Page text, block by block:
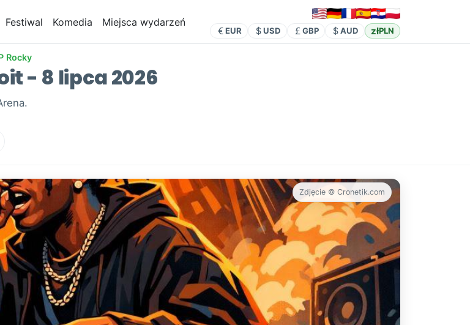
Festiwal Komedia Miejsca wydarzeń
EUR USD GBP AUD złPLN
Rocky
- 8 lipca 2026
Zdjęcie © Cronetik.com